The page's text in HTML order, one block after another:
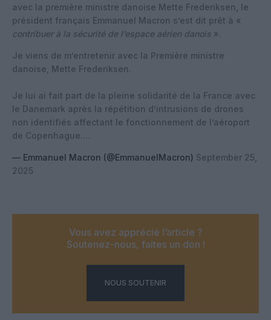
avec la première ministre danoise Mette Frederiksen, le
président français Emmanuel Macron s’est dit prêt à «
contribuer à la sécurité de l’espace aérien danois ».
Je viens de m’entretenir avec la Première ministre
danoise, Mette Frederiksen.
Je lui ai fait part de la pleine solidarité de la France avec
le Danemark après la répétition d’intrusions de drones
non identifiés affectant le fonctionnement de l’aéroport
de Copenhague.…
— Emmanuel Macron (@EmmanuelMacron) September 25,
2025
Vous avez apprécié l’article ?
Soutenez-nous, faites un don !
NOUS SOUTENIR